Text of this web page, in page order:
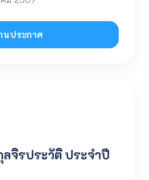
นประกาศ
จิรประวัติ ประจำปี